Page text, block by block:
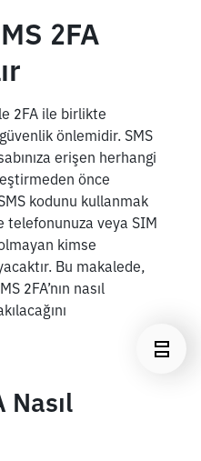
2FA
2FA ile birlikte
önlemidir. SMS
erişen herhangi
önce
kodunu kullanmak
telefonunuza veya SIM
kimse
Bu makalede,
2FA’nın nasıl
Nasıl